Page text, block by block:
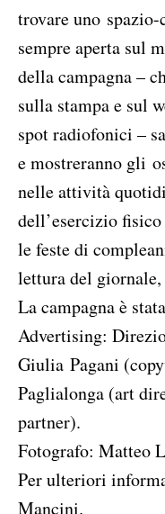
trovare uno spazio-
sempre aperta sul
della campagna –
sulla stampa e sul
spot radiofonici –
e mostreranno gli
nelle attività
dell’esercizio
le feste di
lettura del giornale,
La campagna è
Advertising:
Giulia Pagani
Paglialonga (art
partner).
Fotografo: Matteo
Per ulteriori
Mancini.